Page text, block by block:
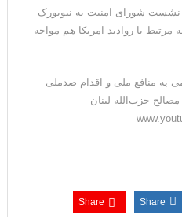
اهداف متخاصم در نزدیکی جزیره
بحران نیست؛ خطر جنگ همچنان
اقدام تفرقه‌افکنان/سفر ژنرال
شورای امنیت به نیویورک
با روادید امریکا هم مواجه
به منافع ملی و اقدام ضدملی
حزب‌الله لبنان
Share
Share